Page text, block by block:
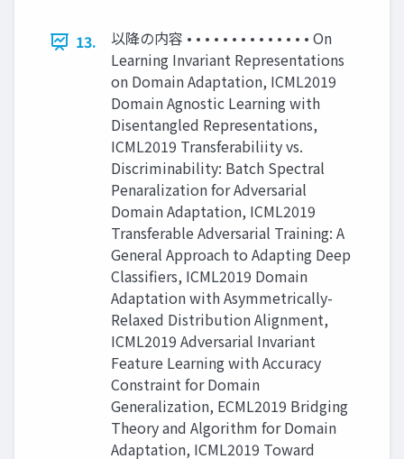
13.
以降の内容 • • • • • • • • • • • • • • On
Learning Invariant Representations
on Domain Adaptation, ICML2019
Domain Agnostic Learning with
Disentangled Representations,
ICML2019 Transferabiliity vs.
Discriminability: Batch Spectral
Penaralization for Adversarial
Domain Adaptation, ICML2019
Transferable Adversarial Training: A
General Approach to Adapting Deep
Classifiers, ICML2019 Domain
Adaptation with Asymmetrically-
Relaxed Distribution Alignment,
ICML2019 Adversarial Invariant
Feature Learning with Accuracy
Constraint for Domain
Generalization, ECML2019 Bridging
Theory and Algorithm for Domain
Adaptation, ICML2019 Toward